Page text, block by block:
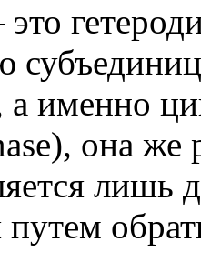
а именно
она
путем